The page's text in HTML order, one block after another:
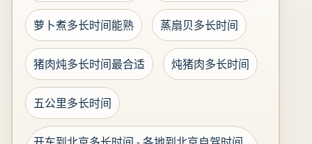
萝卜煮多长时间能熟 蒸扇贝多长时间
猪肉炖多长时间最合适 炖猪肉多长时间
五公里多长时间